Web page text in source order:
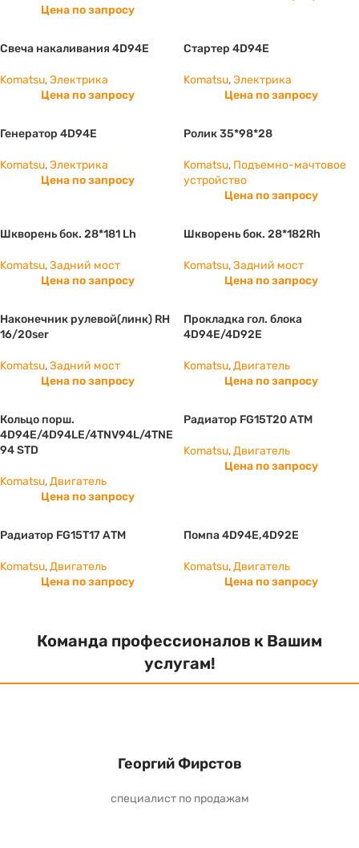
Цена по запросу
Свеча накаливания 4D94E
Komatsu,Электрика
Цена по запросу
Стартер 4D94E
Komatsu,Электрика
Цена по запросу
Генератор 4D94E
Komatsu,Электрика
Цена по запросу
Ролик 35*98*28
Komatsu, Подъемно-мачтовое
устройство
Цена по запросу
Шкворень бок. 28*181 Lh
Komatsu,Задний мост
Цена по запросу
Шкворень бок. 28*182Rh
Komatsu,Задний мост
Цена по запросу
Наконечник рулевой(линк) RH
16/20ser
Komatsu,Задний мост
Цена по запросу
Прокладка гол. блока
4D94E/4D92E
Komatsu,Двигатель
Цена по запросу
Кольцо порш.
4D94E/4D94LE/4TNV94L/4TNE
94 STD
Komatsu,Двигатель
Цена по запросу
Радиатор FG15T20 АТМ
Komatsu,Двигатель
Цена по запросу
Радиатор FG15T17 АТМ
Komatsu,Двигатель
Цена по запросу
Помпа 4D94E,4D92E
Komatsu,Двигатель
Цена по запросу
Команда профессионалов к Вашим
услугам!
Георгий Фирстов
специалист по продажам